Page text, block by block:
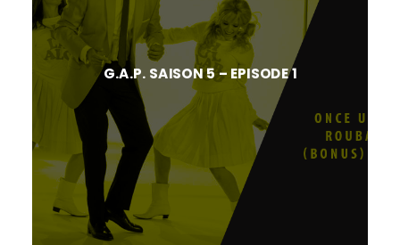
G.A.P. SAISON 5 – EPISODE 1